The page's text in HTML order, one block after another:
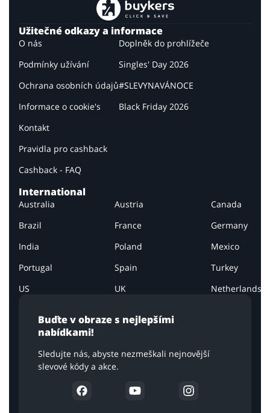
Buďte v obraze s nejlepšími
nabídkami!
Sledujte nás, abyste nezmeškali nejnovější
slevové kódy a akce.
Užitečné odkazy a informace
O nás
Podmínky užívání
Ochrana osobních údajů
Informace o cookie's
Kontakt
Pravidla pro cashback
Cashback - FAQ
Doplněk do prohlížeče
Singles' Day 2026
#SLEVYNAVÁNOCE
Black Friday 2026
International
Australia Austria
Canada
Brazil
France
Germany
India
Poland
Mexico
Portugal
Spain
Turkey
US
UK Netherlands